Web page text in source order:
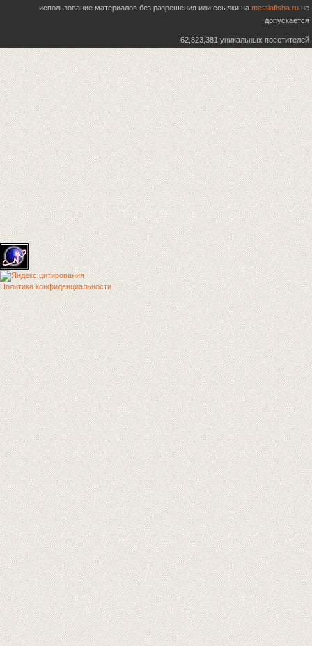
использование материалов без разрешения или ссылки на metalafisha.ru не
допускается
62,823,381 уникальных посетителей
Политика конфиденциальности